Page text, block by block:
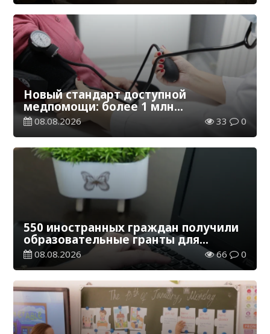
Новый стандарт доступной
медпомощи: более 1 млн
казахстанцев получили
телемедицинские услуги
08.08.2026 33 0
550 иностранных граждан получили
образовательные гранты для
обучения в Казахстане
08.08.2026 66 0